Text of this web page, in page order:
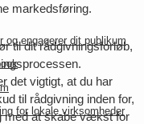
og engagerer dit publikum
for lokale virksomheder
markedsføring.
til dit rådgivningsforløb,
det vigtigt, at du har
til rådgivning inden for,
med at skabe vækst for